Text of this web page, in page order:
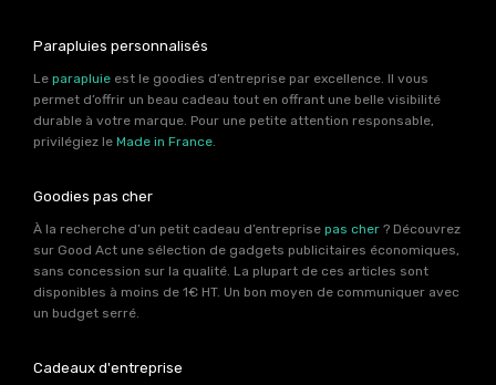
Parapluies personnalisés
Le parapluie est le goodies d’entreprise par excellence. Il vous
permet d’offrir un beau cadeau tout en offrant une belle visibilité
durable à votre marque. Pour une petite attention responsable,
privilégiez le Made in France.
Goodies pas cher
À la recherche d’un petit cadeau d’entreprise pas cher ? Découvrez
sur Good Act une sélection de gadgets publicitaires économiques,
sans concession sur la qualité. La plupart de ces articles sont
disponibles à moins de 1€ HT. Un bon moyen de communiquer avec
un budget serré.
Cadeaux d'entreprise